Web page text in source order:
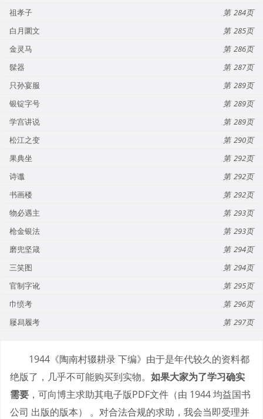
祖孝子
284
白月圜文
285
金灵马
286
髹器
287
只孙宴服
289
银锭字号
289
学宫讲说
289
松江之变
290
果典坐
292
诗谶
292
书画楼
292
物必遇主
293
枪金银法
293
磨兜坚箴
294
三笑图
294
官制字讹
295
巾愤考
296
屦舄履考
297
1944《陶南村辍耕录 下编》由于是年代较久的资料都
绝版了，几乎不可能购买到实物。 如果大家为了学习确实
需要 ，可向博主求助其电子版PDF文件（由 1944 均益国书
公司 出版的版本） 。对合法合规的求助，我会当即受理并